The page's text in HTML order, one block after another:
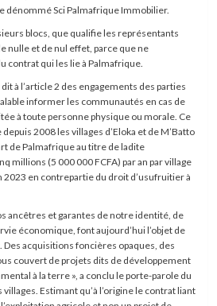
dénommé Sci Palmafrique Immobilier.
blocs, que qualifie les représentants
nulle et de nul effet, parce que ne
contrat qui les lie à Palmafrique.
à l’article 2 des engagements des parties
informer les communautés en cas de
à toute personne physique ou morale. Ce
depuis 2008 les villages d’Eloka et de M’Batto
de Palmafrique au titre de ladite
millions (5 000 000 FCFA) par an par village
2023 en contrepartie du droit d’usufruitier à
ancêtres et garantes de notre identité, de
économique, font aujourd’hui l’objet de
acquisitions foncières opaques, des
couvert de projets dits de développement
à la terre », a conclu le porte-parole du
Estimant qu’à l’origine le contrat liant